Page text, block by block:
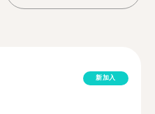
新加入